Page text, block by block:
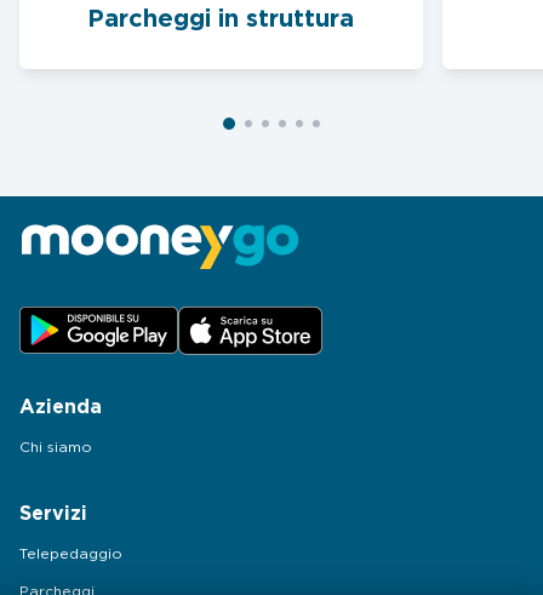
Parcheggi in struttura
Azienda
Chi siamo
Servizi
Telepedaggio
Parcheggi